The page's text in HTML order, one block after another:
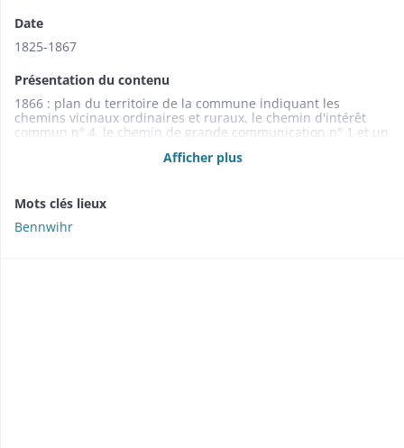
Date
1825-1867
Présentation du contenu
1866 : plan du territoire de la commune indiquant les
chemins vicinaux ordinaires et ruraux, le chemin d'intérêt
commun n° 4, le chemin de grande communication n° 1 et un
Afficher plus
Mots clés lieux
Bennwihr